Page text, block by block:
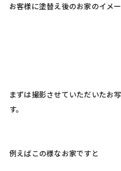
お客様に塗替え後のお家のイメ
まずは撮影させていただいたお
す。
例えばこの様なお家ですと